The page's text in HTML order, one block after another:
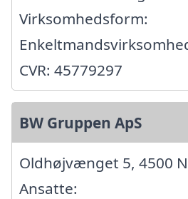
Virksomhedsform:
CVR: 45779297
BW Gruppen ApS
Oldhøjvænget 5, 4500
Ansatte: